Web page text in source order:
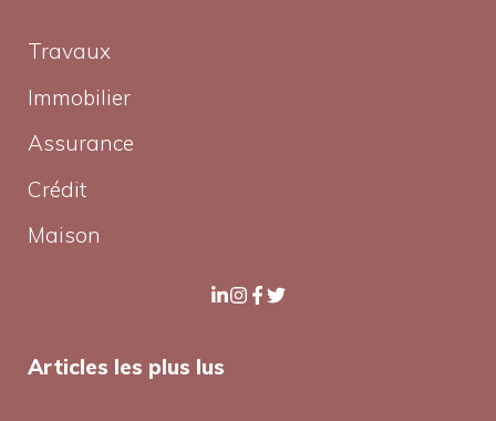
Travaux
Immobilier
Assurance
Crédit
Maison
Articles les plus lus